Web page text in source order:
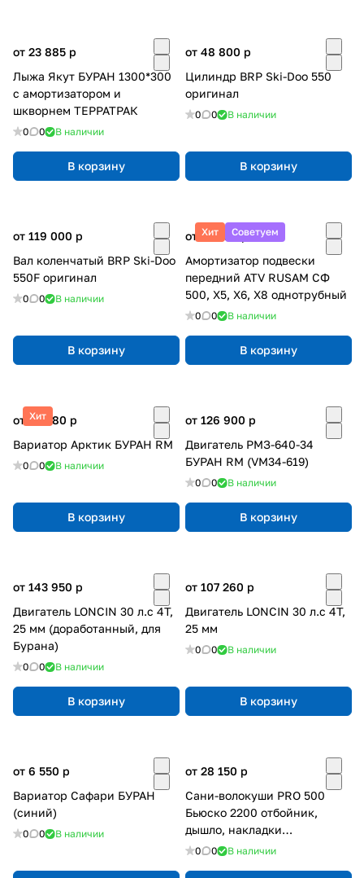
от 23 885 p
Лыжа Якут БУРАН 1300*300
с амортизатором и
шкворнем ТЕРРАТРАК
0 0 В наличии
В корзину
от 48 800 p
Цилиндр BRP Ski-Doo 550
оригинал
0 0 В наличии
В корзину
от 119 000 p
Вал коленчатый BRP Ski-Doo
550F оригинал
0 0 В наличии
В корзину
Хит Советуем
от 13 660p
Амортизатор подвески
передний ATV RUSAM СФ
500, Х5, X6, Х8 однотрубный
0 0 В наличии
В корзину
Хит
от 25 680 p
Вариатор Арктик БУРАН RM
0 0 В наличии
В корзину
от 126 900 p
Двигатель РМЗ-640-34
БУРАН RM (VM34-619)
0 0 В наличии
В корзину
от 143 950 p
Двигатель LONCIN 30 л.с 4Т,
25 мм (доработанный, для
Бурана)
0 0 В наличии
В корзину
от 107 260 p
Двигатель LONCIN 30 л.с 4Т,
25 мм
0 0 В наличии
В корзину
от 6 550 p
Вариатор Сафари БУРАН
(синий)
0 0 В наличии
от 28 150 p
Сани-волокуши PRO 500
Бьюско 2200 отбойник,
дышло, накладки
(ЦентрПласт)
0 0 В наличии